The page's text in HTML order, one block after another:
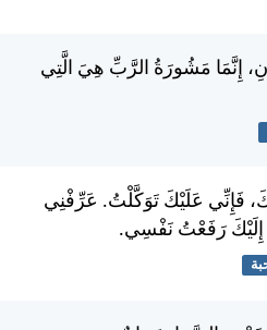
إِنَّمَا مَشُورَةُ الرَّبِّ هِيَ الَّتِي
فَإِنِّي عَلَيْكَ تَوَكَّلْتُ. عَرِّفْنِي
إِلَيْكَ رَفَعْتُ نَفْسِي.